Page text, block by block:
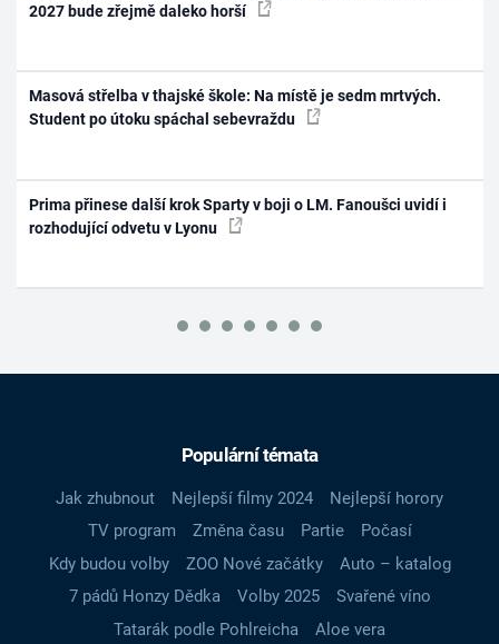
2027 bude zřejmě daleko horší
Masová střelba v thajské škole: Na místě je sedm mrtvých.
Student po útoku spáchal sebevraždu
Prima přinese další krok Sparty v boji o LM. Fanoušci uvidí i
rozhodující odvetu v Lyonu
Populární témata
Jak zhubnout Nejlepší filmy 2024
Nejlepší horory
TV program
Změna času Partie
Počasí
Kdy budou volby
ZOO Nové začátky
Auto – katalog
7 pádů Honzy Dědka
Volby 2025
Svařené víno
Tatarák podle Pohlreicha
Aloe vera